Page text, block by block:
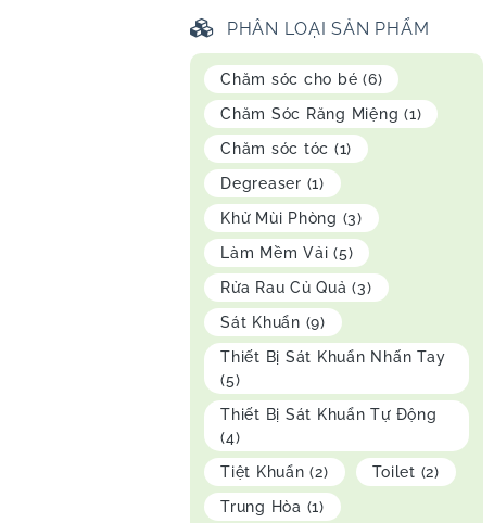
PHÂN LOẠI SẢN PHẨM
Chăm sóc cho bé (6)
Chăm Sóc Răng Miệng (1)
Chăm sóc tóc (1)
Degreaser (1)
Khử Mùi Phòng (3)
Làm Mềm Vải (5)
Rửa Rau Củ Quả (3)
Sát Khuẩn (9)
Thiết Bị Sát Khuẩn Nhấn Tay
(5)
Thiết Bị Sát Khuẩn Tự Động
(4)
Tiệt Khuẩn (2) Toilet (2)
Trung Hòa (1)